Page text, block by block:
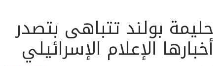
حليمة بولند تتباهى بتصدر
أخبارها الإعلام الإسرائيلي